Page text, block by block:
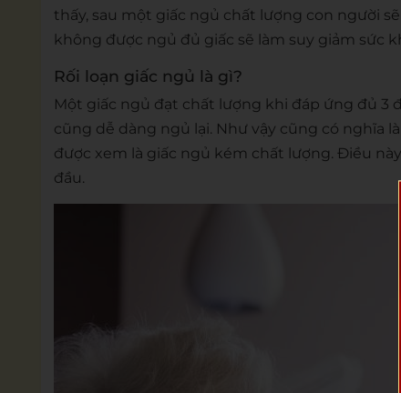
thấy, sau một giấc ngủ chất lượng con người
không được ngủ đủ giấc sẽ làm suy giảm sức
Rối loạn giấc ngủ là gì?
Một giấc ngủ đạt chất lượng khi đáp ứng đủ 3
cũng dễ dàng ngủ lại. Như vậy cũng có nghĩa
được xem là giấc ngủ kém chất lượng. Điều
đầu.